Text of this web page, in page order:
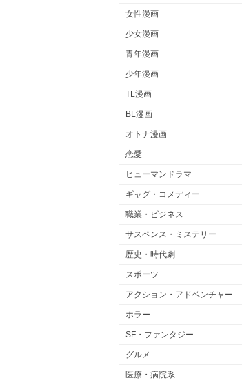
女性漫画
少女漫画
青年漫画
少年漫画
TL漫画
BL漫画
オトナ漫画
恋愛
ヒューマンドラマ
ギャグ・コメディー
職業・ビジネス
サスペンス・ミステリー
歴史・時代劇
スポーツ
アクション・アドベンチャー
ホラー
SF・ファンタジー
グルメ
医療・病院系